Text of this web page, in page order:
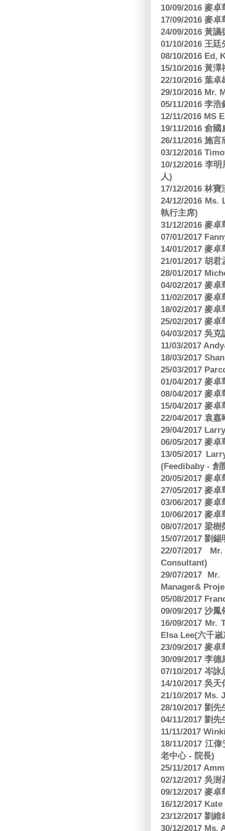
10/09/2016 麥
17/09/2016 麥
24/09/2016 黃
01/10/2016 王
08/10/2016 Ed,
15/10/2016 黃
22/10/2016 葉
29/10/2016 Mr.
05/11/2016 李
12/11/2016 MS
19/11/2016 俞
26/11/2016 施
03/12/2016
10/12/2016 李
人)
17/12/2016 林
24/12/2016
執行主席)
31/12/2016 麥
07/01/2017
14/01/2017 麥
21/01/2017 胡
28/01/2017
04/02/2017 麥
11/02/2017 麥
18/02/2017 麥
25/02/2017 麥
04/03/2017 吳
11/03/2017
18/03/2017
25/03/2017
01/04/2017 麥
08/04/2017 麥
15/04/2017 麥
22/04/2017 袁
29/04/2017
06/05/2017 麥
13/05/2017
(Feedibaby - 創
20/05/2017 麥
27/05/2017 麥
03/06/2017 麥
10/06/2017 麥
08/07/2017 梁
15/07/2017 劉
22/07/2017
Consultant)
29/07/2017
Manager&
05/08/2017
09/09/2017 沙
16/09/2017 Mr.
Elsa Lee(六千
23/09/2017 麥
30/09/2017 李
07/10/2017 岑
14/10/2017 吳
21/10/2017 Ms.
28/10/2017 劉
04/11/2017 劉
11/11/2017
18/11/2017 江
老中心 - 院長)
25/11/2017
02/12/2017 吳
09/12/2017 麥
16/12/2017
23/12/2017 劉
30/12/2017 Ms.